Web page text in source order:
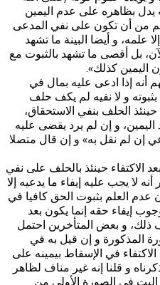
يدل بظاهره على عدم اليمين
من أن تكون على نفي المدعى
علمه، و أيضا البينة ما تشهد
بل أقصى ما تشهد بالثبوت مع
اليمين كذلك».
أنه إذا ادعى عليه بمال في
و لا نفيه لم يكف حلف
حينئذ الحلف بنفي الاستحقاق،
و إن لم يرد يقضى عليه
إن لم نقل به» و إن قال متصلا
الاكتفاء حينئذ بالحلف على نفي
لا يجب عليه إيفاء ما يدعيه إلا
عدم العلم بثبوت الحق كافيا في
إيفاء حقه إنما يكون بعد
ذلك، و بعض المتأخرين احتمل
المذكورة و إن قيل به في
في الإسقاط بيمينه على
و قلنا إنه غير مناف لظاهر
في الصورة الأولى من